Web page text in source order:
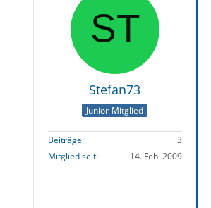
Stefan73
Junior-Mitglied
Beiträge
3
Mitglied seit
14. Feb. 2009